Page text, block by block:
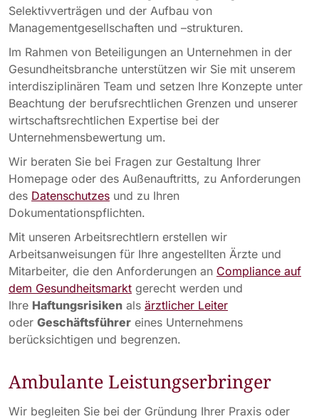
Selektivverträgen und der Aufbau von
Managementgesellschaften und –strukturen.
Im Rahmen von Beteiligungen an Unternehmen in der
Gesundheitsbranche unterstützen wir Sie mit unserem
interdisziplinären Team und setzen Ihre Konzepte unter
Beachtung der berufsrechtlichen Grenzen und unserer
wirtschaftsrechtlichen Expertise bei der
Unternehmensbewertung um.
Wir beraten Sie bei Fragen zur Gestaltung Ihrer
Homepage oder des Außenauftritts, zu Anforderungen
des Datenschutzes und zu Ihren
Dokumentationspflichten.
Mit unseren Arbeitsrechtlern erstellen wir
Arbeitsanweisungen für Ihre angestellten Ärzte und
Mitarbeiter, die den Anforderungen an Compliance auf
dem Gesundheitsmarkt gerecht werden und
Ihre Haftungsrisiken als ärztlicher Leiter
oder Geschäftsführer eines Unternehmens
berücksichtigen und begrenzen.
Ambulante Leistungserbringer
Wir begleiten Sie bei der Gründung Ihrer Praxis oder